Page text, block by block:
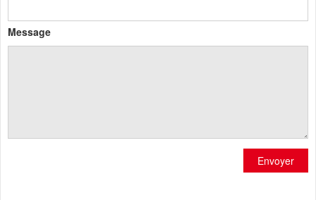
Message
Envoyer